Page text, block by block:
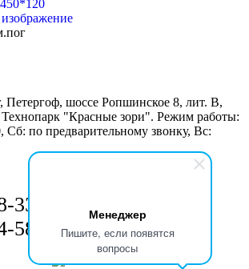
Менеджер
Пишите, если появятся
вопросы
Петергоф, шоссе Ропшинское 8, лит. В,
"Красные зори". Режим работы:
по предварительному звонку, Вс:
33-77
58-01‬